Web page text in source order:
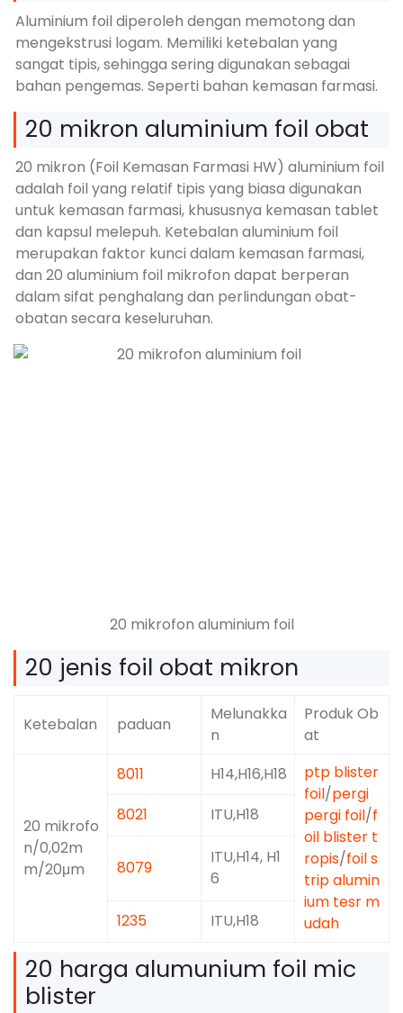
Aluminium foil diperoleh dengan memotong dan
mengekstrusi logam. Memiliki ketebalan yang
sangat tipis, sehingga sering digunakan sebagai
bahan pengemas. Seperti bahan kemasan farmasi.
20 mikron aluminium foil obat
20 mikron (Foil Kemasan Farmasi HW) aluminium foil
adalah foil yang relatif tipis yang biasa digunakan
untuk kemasan farmasi, khususnya kemasan tablet
dan kapsul melepuh. Ketebalan aluminium foil
merupakan faktor kunci dalam kemasan farmasi,
dan 20 aluminium foil mikrofon dapat berperan
dalam sifat penghalang dan perlindungan obat-
obatan secara keseluruhan.
20 mikrofon aluminium foil
20 jenis foil obat mikron
Ketebalan paduan
Melunakka
n
Produk Ob
at
20 mikrofo
n/0,02m
m/20μm
8011 H14,H16,H18
ptp blister
foil/pergi
pergi foil/f
oil blister t
ropis/foil s
trip alumin
ium tesr m
udah
8021 ITU,H18
8079
ITU,H14, H1
6
1235 ITU,H18
20 harga alumunium foil mic
blister